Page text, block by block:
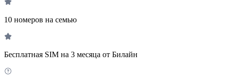
10 номеров на семью
Бесплатная SIM на 3 месяца от Билайн